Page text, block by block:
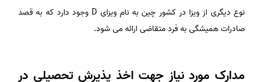
نوع دیگری از ویزا در کشور چین به نام ویزای D وجود دارد که به قصد
صادرات همیشگی به فرد متقاضی ارائه می شود.
مدارک مورد نیاز جهت اخذ پذیرش تحصیلی در